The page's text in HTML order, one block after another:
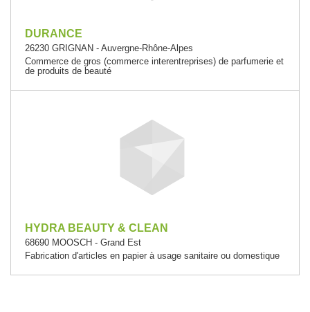
DURANCE
26230 GRIGNAN - Auvergne-Rhône-Alpes
Commerce de gros (commerce interentreprises) de parfumerie et
de produits de beauté
HYDRA BEAUTY & CLEAN
68690 MOOSCH - Grand Est
Fabrication d'articles en papier à usage sanitaire ou domestique